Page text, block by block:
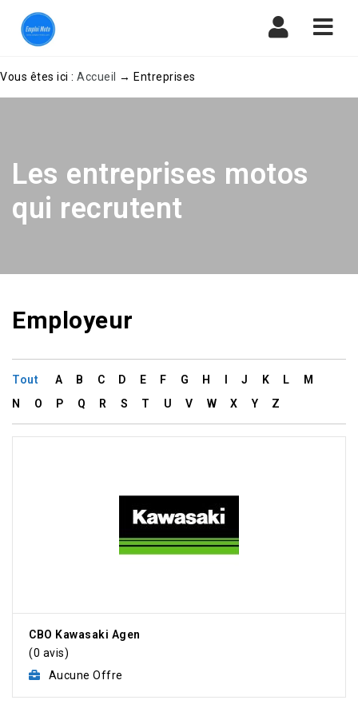
Vous êtes ici : Accueil → Entreprises
Les entreprises motos
qui recrutent
Employeur
Tout A B C D E F G H J K L
M
N
O P Q R S T U V W X Y Z
CBO Kawasaki Agen
(0 avis)
Aucune Offre